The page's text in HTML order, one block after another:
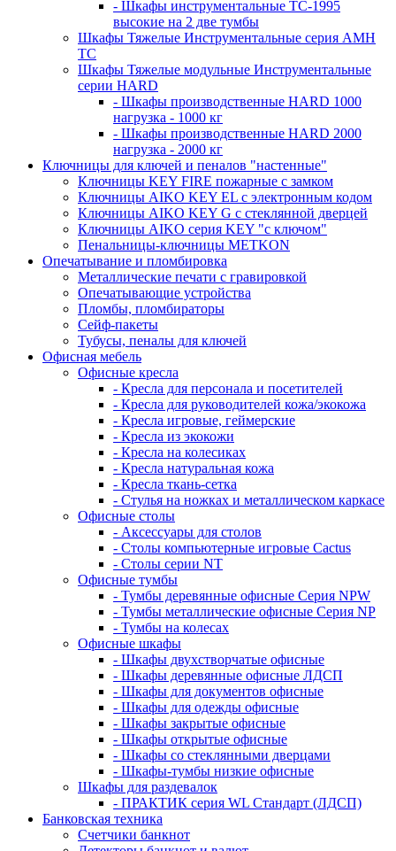
- Шкафы инструментальные ТС-1995
высокие на 2 две тумбы
Шкафы Тяжелые Инструментальные серия AMH
TC
Шкафы Тяжелые модульные Инструментальные
серии HARD
- Шкафы производственные HARD 1000
нагрузка - 1000 кг
- Шкафы производственные HARD 2000
нагрузка - 2000 кг
Ключницы для ключей и пеналов "настенные"
Ключницы KEY FIRE пожарные с замком
Ключницы AIKO KEY EL с электронным кодом
Ключницы AIKO KEY G с стеклянной дверцей
Ключницы AIKO серия KEY "с ключом"
Пенальницы-ключницы METKON
Опечатывание и пломбировка
Металлические печати с гравировкой
Опечатывающие устройства
Пломбы, пломбираторы
Сейф-пакеты
Тубусы, пеналы для ключей
Офисная мебель
Офисные кресла
- Кресла для персонала и посетителей
- Кресла для руководителей кожа/экокожа
- Кресла игровые, геймерские
- Кресла из экокожи
- Кресла на колесиках
- Кресла натуральная кожа
- Кресла ткань-сетка
- Стулья на ножках и металлическом каркасе
Офисные столы
- Аксессуары для столов
- Столы компьютерные игровые Cactus
- Столы серии NT
Офисные тумбы
- Тумбы деревянные офисные Серия NPW
- Тумбы металлические офисные Серия NP
- Тумбы на колесах
Офисные шкафы
- Шкафы двухстворчатые офисные
- Шкафы деревянные офисные ЛДСП
- Шкафы для документов офисные
- Шкафы для одежды офисные
- Шкафы закрытые офисные
- Шкафы открытые офисные
- Шкафы со стеклянными дверцами
- Шкафы-тумбы низкие офисные
Шкафы для раздевалок
- ПРАКТИК серия WL Стандарт (ЛДСП)
Банковская техника
Счетчики банкнот